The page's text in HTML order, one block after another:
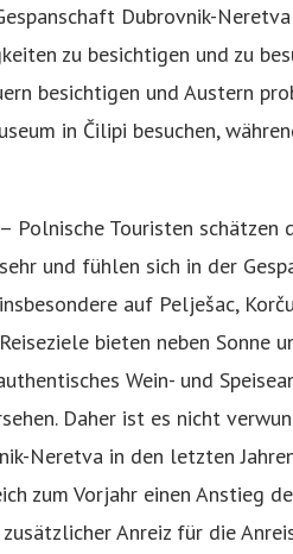
Dubrovnik-
zu besichtigen und zu
besichtigen und Austern
in Čilipi besuchen,
– Polnische Touristen schätzen
sehr und fühlen sich in der
insbesondere auf Pelješac,
Reiseziele bieten neben Sonne
Wein- und
Daher ist es nicht
Neretva in den letzten
zum Vorjahr einen Anstieg
Anreiz für die